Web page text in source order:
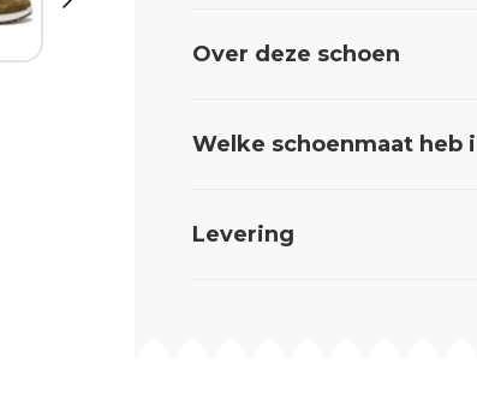
Over deze schoen
Welke schoenmaat heb
Levering